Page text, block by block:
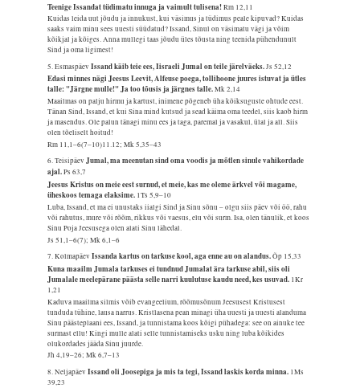
Teenige Issandat tüdimatu innuga ja vaimult tulisena!Rm 12,11
Kuidas leida uut jõudu ja innukust, kui väsimus ja tüdimus peale kipuvad? Kuidas
saaks vaim minu sees uuesti süüdatud? Issand, Sinul on väsimatu vägi ja võim
kõikjal ja kõiges. Anna mullegi taas jõudu üles tõusta ning teenida pühendunult
Sind ja oma ligimest!
5. EsmaspäevIssand käib teie ees, Iisraeli Jumal on teile järelväeks.Js 52,12
Edasi minnes nägi Jeesus Leevit, Alfeuse poega, tollihoone juures istuvat ja ütles
talle: "Järgne mulle!" Ja too tõusis ja järgnes talle.Mk 2,14
Maailmas on palju hirmu ja kartust, inimene põgeneb üha kõiksuguste ohtude eest.
Tänan Sind, Issand, et kui Sina mind kutsud ja sead käima oma teedel, siis kaob hirm
ja masendus. Ole palun tänagi minu ees ja taga, paremal ja vasakul, ülal ja all. Siis
olen tõeliselt hoitud!
Rm 11,1–6(7–10)11.12; Mk 5,35–43
6. TeisipäevJumal, ma meenutan sind oma voodis ja mõtlen sinule vahikordade
ajal.Ps 63,7
Jeesus Kristus on meie eest surnud, et meie, kas me oleme ärkvel või magame,
üheskoos temaga elaksime. 1Ts 5,9–10
Luba, Issand, et ma ei unustaks iialgi Sind ja Sinu sõnu – olgu siis päev või öö, rahu
või rahutus, mure või rõõm, rikkus või vaesus, elu või surm. Isa, olen tänulik, et koos
Sinu Poja Jeesusega olen alati Sinu lähedal.
Js 51,1–6(7); Mk 6,1–6
7. KolmapäevIssanda kartus on tarkuse kool, aga enne au on alandus.Õp 15,33
Kuna maailm Jumala tarkuses ei tundnud Jumalat ära tarkuse abil, siis oli
Jumalale meelepärane päästa selle narri kuulutuse kaudu need, kes usuvad. 1Kr
1,21
Kaduva maailma silmis võib evangeelium, rõõmusõnum Jeesusest Kristusest
tunduda tühine, lausa narrus. Kristlasena pean minagi üha uuesti ja uuesti alanduma
Sinu päästeplaani ees, Issand, ja tunnistama koos kõigi pühadega: see on ainuke tee
surmast ellu! Kingi mulle alati selle tunnistamiseks usku ning luba kõikides
olukordades jääda Sinu juurde.
Jh 4,19–26; Mk 6,7–13
8. NeljapäevIssand oli Joosepiga ja mis ta tegi, Issand laskis korda minna. 1Ms
39,23